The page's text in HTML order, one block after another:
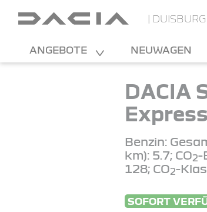
| DUISBURG
ANGEBOTE NEUWAGEN
DACIA
Benzin:
km): 5.7; CO2-
128; CO2-
SOFORT